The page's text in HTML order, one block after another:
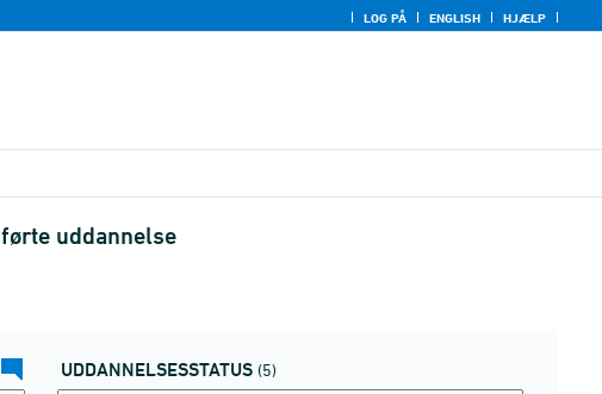
LOG PÅ ENGLISH HJÆLP
uddannelse
UDDANNELSESSTATUS (5)